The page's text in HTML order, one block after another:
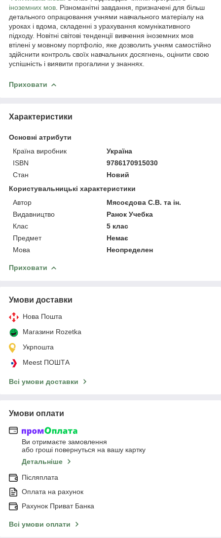
іноземних мов . Різноманітні завдання, призначені для більш
детального опрацювання учнями навчального матеріалу на
уроках і вдома, складенні з урахування комунікативного
підходу. Новітні світові тенденції вивчення іноземних мов
втілені у мовному портфоліо, яке дозволить учням самостійно
здійснити контроль своїх навчальних досягнень, оцінити свою
успішність і виявити прогалини у знаннях.
Приховати
Характеристики
Основні атрибути
Країна виробник
Україна
ISBN
9786170915030
Стан
Новий
Користувальницькі характеристики
Автор
Мясоєдова С.В. та ін.
Видавництво
Ранок Учебка
Клас
5 клас
Предмет
Немає
Мова
Неопределен
Приховати
Умови доставки
Нова Пошта
Магазини Rozetka
Укрпошта
Meest ПОШТА
Всі умови доставки
Умови оплати
Ви отримаєте замовлення
або гроші повернуться на вашу картку
Детальніше
Післяплата
Оплата на рахунок
Рахунок Приват Банка
Всі умови оплати